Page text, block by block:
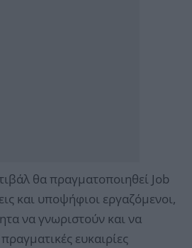
θα πραγματοποιηθεί Job
και υποψήφιοι εργαζόμενοι,
να γνωριστούν και να
ευκαιρίες